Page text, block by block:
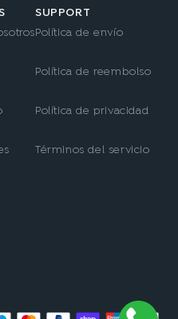
SUPPORT
Política de envío
Política de reembolso
Política de privacidad
Términos del servicio